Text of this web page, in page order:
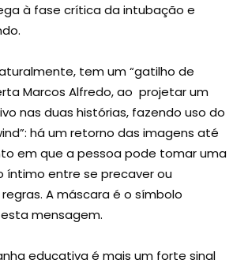
à fase crítica da intubação e
tem um “gatilho de
Marcos Alfredo, ao projetar um
nas duas histórias, fazendo uso do
há um retorno das imagens até
em que a pessoa pode tomar uma
íntimo entre se precaver ou
A máscara é o símbolo
mensagem.
educativa é mais um forte sinal